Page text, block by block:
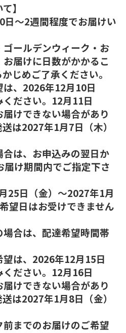
】
～2週間程度でお届けい
ールデンウィーク・お
届けに日数がかかるこ
じめご了承ください。
、2026年12月10日
ください。12月11日
届けできない場合があり
は2027年1月7日（木）
は、お申込みの翌日か
届け期間内でご指定下さ
25日（金）～2027年1月
望日はお受けできません
合は、配達希望時間帯
は、2026年12月15日
ください。12月16日
届けできない場合があり
は2027年1月8日（金）
までのお届けのご希望